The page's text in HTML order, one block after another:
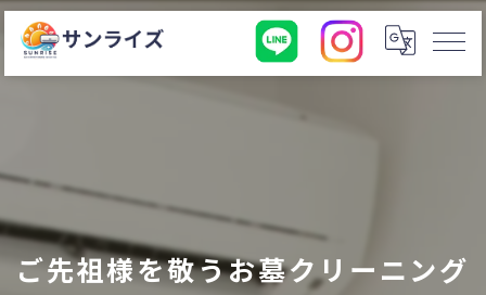
ご先祖様を敬うお墓クリーニング